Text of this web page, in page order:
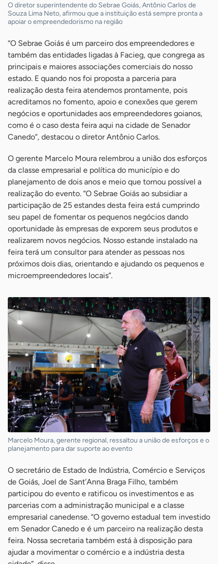
O diretor superintendente do Sebrae Goiás, Antônio Carlos de
Souza Lima Neto, afirmou que a instituição está sempre pronta a
apoiar o empreendedorismo na região
“O Sebrae Goiás é um parceiro dos empreendedores e
também das entidades ligadas à Facieg, que congrega as
principais e maiores associações comerciais do nosso
estado. E quando nos foi proposta a parceria para
realização desta feira atendemos prontamente, pois
acreditamos no fomento, apoio e conexões que gerem
negócios e oportunidades aos empreendedores goianos,
como é o caso desta feira aqui na cidade de Senador
Canedo”, destacou o diretor Antônio Carlos.
O gerente Marcelo Moura relembrou a união dos esforços
da classe empresarial e política do município e do
planejamento de dois anos e meio que tornou possível a
realização do evento. “O Sebrae Goiás ao subsidiar a
participação de 25 estandes desta feira está cumprindo
seu papel de fomentar os pequenos negócios dando
oportunidade às empresas de exporem seus produtos e
realizarem novos negócios. Nosso estande instalado na
feira terá um consultor para atender as pessoas nos
próximos dois dias, orientando e ajudando os pequenos e
microempreendedores locais”.
Marcelo Moura, gerente regional, ressaltou a união de esforços e o
planejamento para dar suporte ao evento
O secretário de Estado de Indústria, Comércio e Serviços
de Goiás, Joel de Sant’Anna Braga Filho, também
participou do evento e ratificou os investimentos e as
parcerias com a administração municipal e a classe
empresarial canedense. “O governo estadual tem investido
em Senador Canedo e é um parceiro na realização desta
feira. Nossa secretaria também está à disposição para
ajudar a movimentar o comércio e a indústria desta